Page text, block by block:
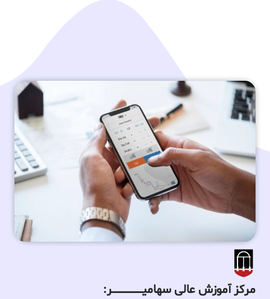
مرکز آموزش عالی سهامیـــــــــــــــــــــــــر: